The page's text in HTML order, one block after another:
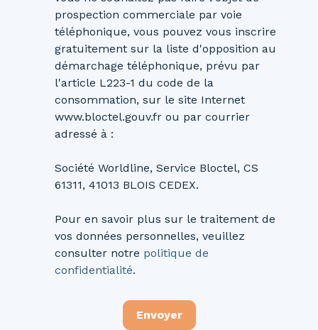
prospection commerciale par voie
téléphonique, vous pouvez vous inscrire
gratuitement sur la liste d'opposition au
démarchage téléphonique, prévu par
l'article L223-1 du code de la
consommation, sur le site Internet
www.bloctel.gouv.fr ou par courrier
adressé à :
Société Worldline, Service Bloctel, CS
61311, 41013 BLOIS CEDEX.
Pour en savoir plus sur le traitement de
vos données personnelles, veuillez
consulter notre politique de
confidentialité.
Envoyer